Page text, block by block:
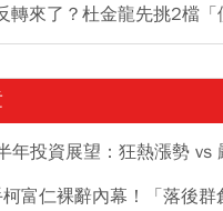
轉來了？杜金龍先挑2檔「
年投資展望：狂熱漲勢 vs
富仁裸辭內幕！「落後群